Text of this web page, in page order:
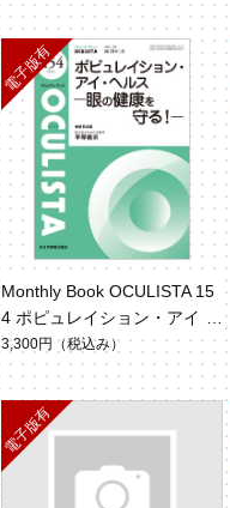
Monthly Book OCULISTA 15
4 ポピュレイション・アイ・
ヘルス
3,300円 （税込み）